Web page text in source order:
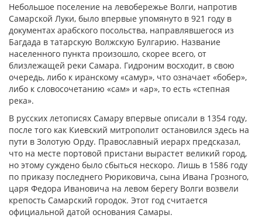
Небольшое поселение на левобережье Волги, напротив
Самарской Луки, было впервые упомянуто в 921 году в
документах арабского посольства, направлявшегося из
Багдада в татарскую Волжскую Булгарию. Название
населенного пункта произошло, скорее всего, от
близлежащей реки Самара. Гидроним восходит, в свою
очередь, либо к иранскому «самур», что означает «бобер»,
либо к словосочетанию «сам» и «ар», то есть «степная
река».
В русских летописях Самару впервые описали в 1354 году,
после того как Киевский митрополит остановился здесь на
пути в Золотую Орду. Православный иерарх предсказал,
что на месте портовой пристани вырастет великий город,
но этому суждено было сбыться нескоро. Лишь в 1586 году
по приказу последнего Рюриковича, сына Ивана Грозного,
царя Федора Ивановича на левом берегу Волги возвели
крепость Самарский городок. Этот год считается
официальной датой основания Самары.